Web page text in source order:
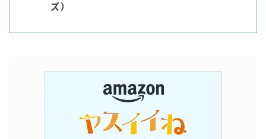
ズ）